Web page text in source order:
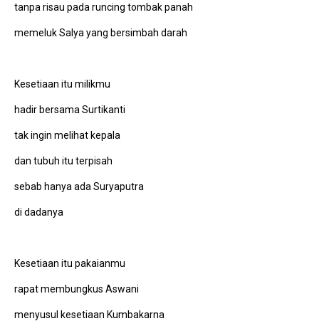
tanpa risau pada runcing tombak panah
memeluk Salya yang bersimbah darah
Kesetiaan itu milikmu
hadir bersama Surtikanti
tak ingin melihat kepala
dan tubuh itu terpisah
sebab hanya ada Suryaputra
di dadanya
Kesetiaan itu pakaianmu
rapat membungkus Aswani
menyusul kesetiaan Kumbakarna